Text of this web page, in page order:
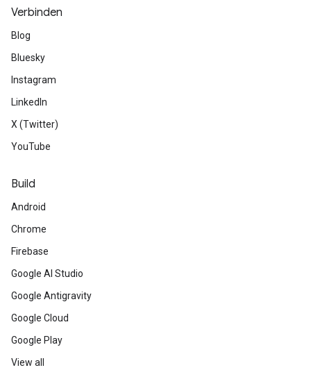
Verbinden
Blog
Bluesky
Instagram
LinkedIn
X (Twitter)
YouTube
Build
Android
Chrome
Firebase
Google AI Studio
Google Antigravity
Google Cloud
Google Play
View all